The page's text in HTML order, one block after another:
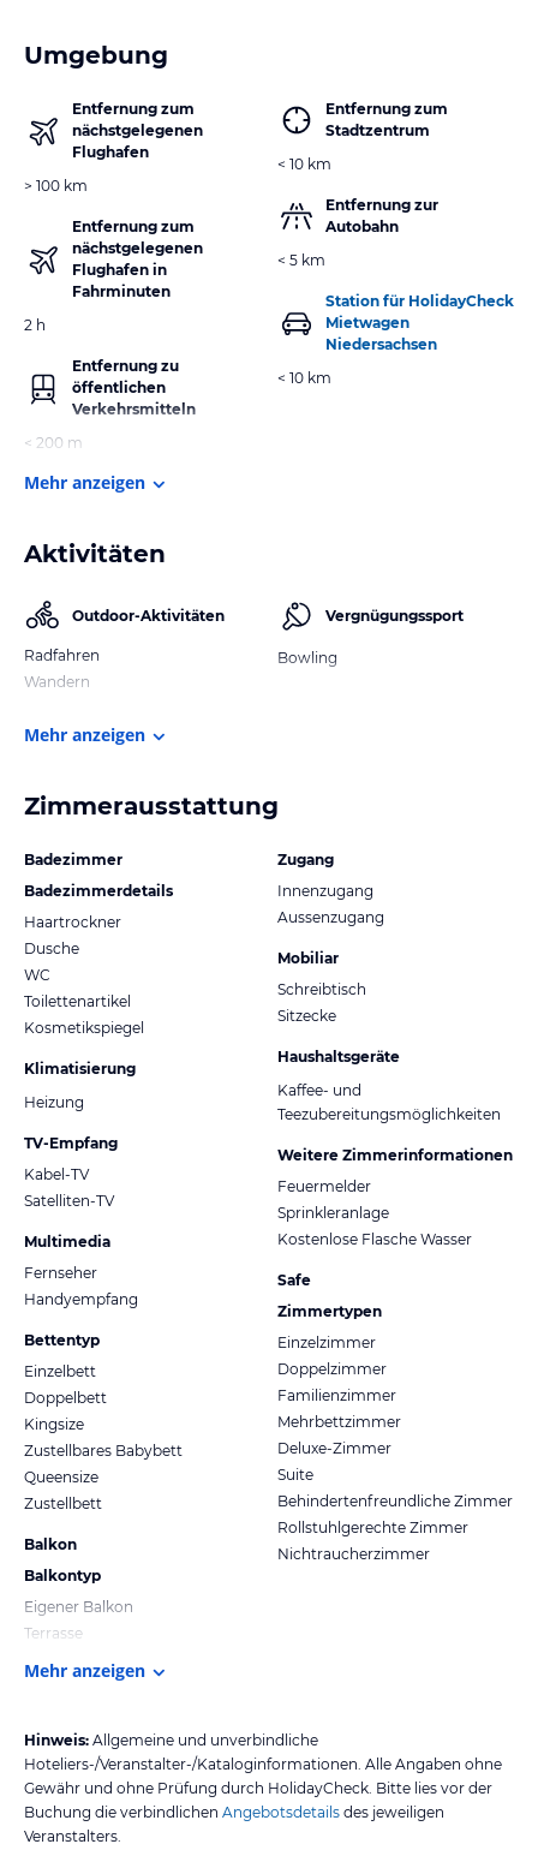
Umgebung
Entfernung zum
nächstgelegenen
Flughafen
> 100 km
Entfernung zum
nächstgelegenen
Flughafen in
Fahrminuten
2 h
Entfernung zu
öffentlichen
Verkehrsmitteln
< 200 m
Entfernung zum
Stadtzentrum
< 10 km
Entfernung zur
Autobahn
< 5 km
Station für HolidayCheck
Mietwagen
Niedersachsen
< 10 km
Mehr anzeigen
Aktivitäten
Outdoor-Aktivitäten
Radfahren
Wandern
Vergnügungssport
Bowling
Mehr anzeigen
Zimmerausstattung
Badezimmer
Badezimmerdetails
Haartrockner
Dusche
WC
Toilettenartikel
Kosmetikspiegel
Klimatisierung
Heizung
TV-Empfang
Kabel-TV
Satelliten-TV
Multimedia
Fernseher
Handyempfang
Bettentyp
Einzelbett
Doppelbett
Kingsize
Zustellbares Babybett
Queensize
Zustellbett
Balkon
Balkontyp
Eigener Balkon
Terrasse
Zugang
Innenzugang
Aussenzugang
Mobiliar
Schreibtisch
Sitzecke
Haushaltsgeräte
Kaffee- und
Teezubereitungsmöglichkeiten
Weitere Zimmerinformationen
Feuermelder
Sprinkleranlage
Kostenlose Flasche Wasser
Safe
Zimmertypen
Einzelzimmer
Doppelzimmer
Familienzimmer
Mehrbettzimmer
Deluxe-Zimmer
Suite
Behindertenfreundliche Zimmer
Rollstuhlgerechte Zimmer
Nichtraucherzimmer
Mehr anzeigen
Hinweis: Allgemeine und unverbindliche
Hoteliers-/Veranstalter-/Kataloginformationen. Alle Angaben ohne
Gewähr und ohne Prüfung durch HolidayCheck. Bitte lies vor der
Buchung die verbindlichen Angebotsdetails des jeweiligen
Veranstalters.